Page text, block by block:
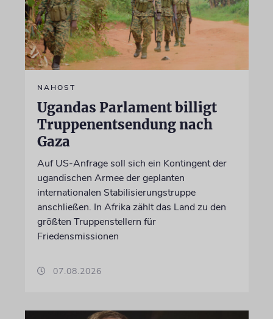
NAHOST
Ugandas Parlament billigt
Truppenentsendung nach
Gaza
Auf US-Anfrage soll sich ein Kontingent der
ugandischen Armee der geplanten
internationalen Stabilisierungstruppe
anschließen. In Afrika zählt das Land zu den
größten Truppenstellern für
Friedensmissionen
07.08.2026